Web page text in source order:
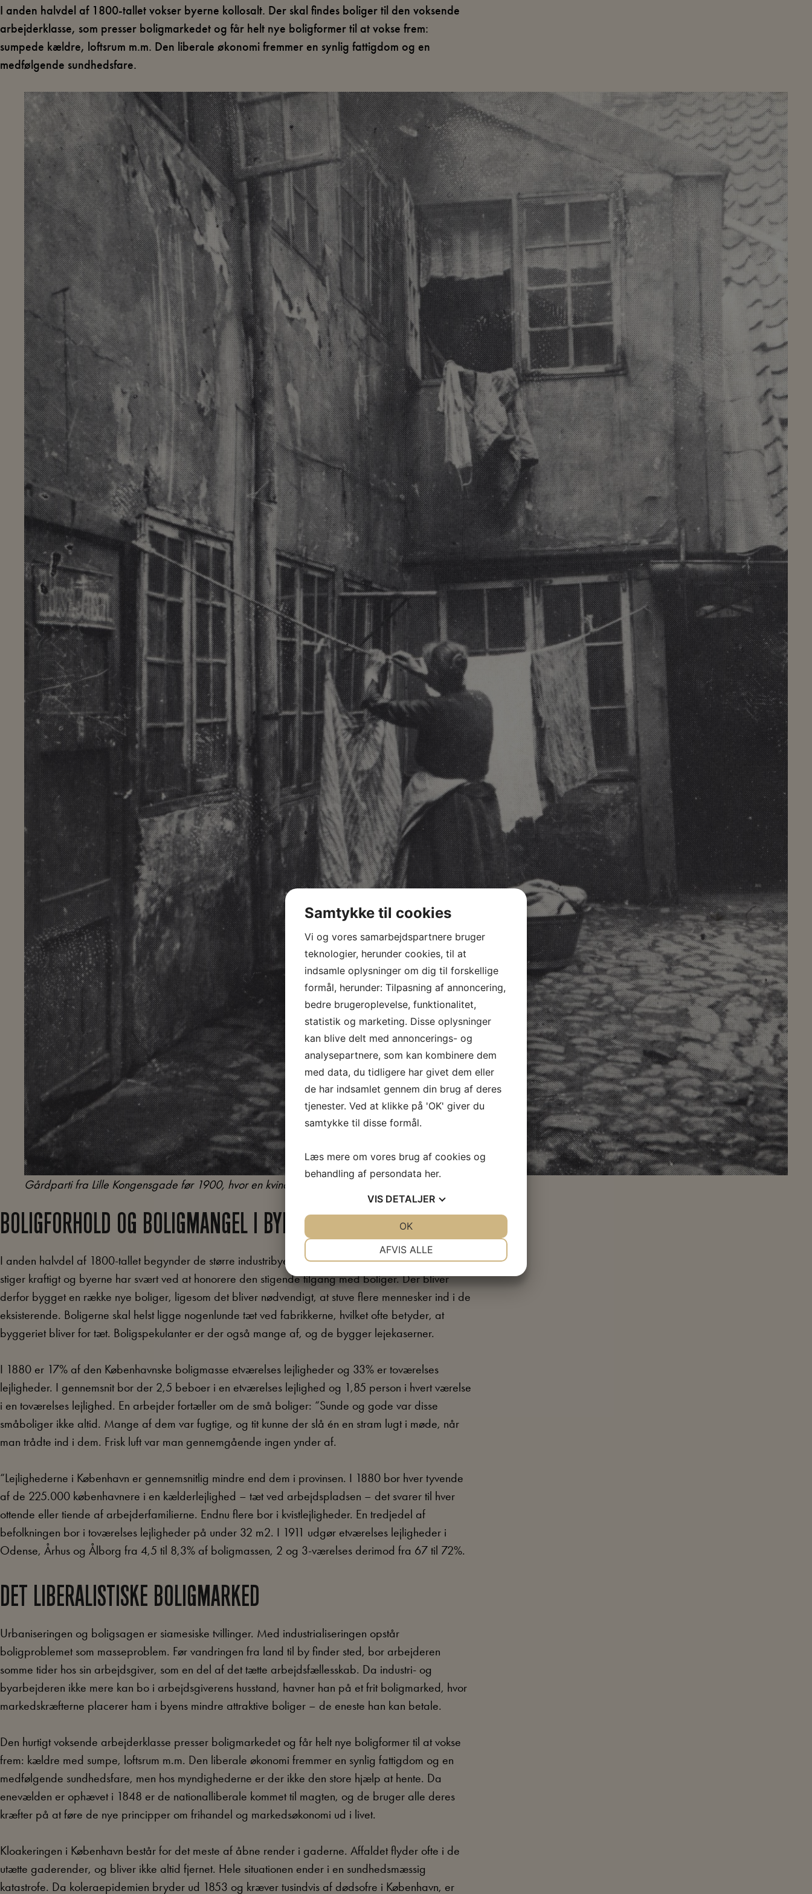
I anden halvdel af 1800-tallet vokser byerne kollosalt. Der skal findes boliger til den voksende
arbejderklasse, som presser boligmarkedet og får helt nye boligformer til at vokse frem:
sumpede kældre, loftsrum m.m. Den liberale økonomi fremmer en synlig fattigdom og en
medfølgende sundhedsfare.
Gårdparti fra Lille Kongensgade før 1900, hvor en kvinde er ved at hænge tøj til tørre, 1890’erne
BOLIGFORHOLD OG BOLIGMANGEL I BYERNE
I anden halvdel af 1800-tallet begynder de større industribyer at vokse kolossalt. Indbyggertallet
stiger kraftigt og byerne har svært ved at honorere den stigende tilgang med boliger. Der bliver
derfor bygget en række nye boliger, ligesom det bliver nødvendigt, at stuve flere mennesker ind i de
eksisterende. Boligerne skal helst ligge nogenlunde tæt ved fabrikkerne, hvilket ofte betyder, at
byggeriet bliver for tæt. Boligspekulanter er der også mange af, og de bygger lejekaserner.
I 1880 er 17% af den Københavnske boligmasse etværelses lejligheder og 33% er toværelses
lejligheder. I gennemsnit bor der 2,5 beboer i en etværelses lejlighed og 1,85 person i hvert værelse
i en toværelses lejlighed. En arbejder fortæller om de små boliger: “Sunde og gode var disse
småboliger ikke altid. Mange af dem var fugtige, og tit kunne der slå én en stram lugt i møde, når
man trådte ind i dem. Frisk luft var man gennemgående ingen ynder af.
“Lejlighederne i København er gennemsnitlig mindre end dem i provinsen. I 1880 bor hver tyvende
af de 225.000 københavnere i en kælderlejlighed – tæt ved arbejdspladsen – det svarer til hver
ottende eller tiende af arbejderfamilierne. Endnu flere bor i kvistlejligheder. En tredjedel af
befolkningen bor i toværelses lejligheder på under 32 m2. I 1911 udgør etværelses lejligheder i
Odense, Århus og Ålborg fra 4,5 til 8,3% af boligmassen, 2 og 3-værelses derimod fra 67 til 72%.
DET LIBERALISTISKE BOLIGMARKED
Urbaniseringen og boligsagen er siamesiske tvillinger. Med industrialiseringen opstår
boligproblemet som masseproblem. Før vandringen fra land til by finder sted, bor arbejderen
somme tider hos sin arbejdsgiver, som en del af det tætte arbejdsfællesskab. Da industri- og
byarbejderen ikke mere kan bo i arbejdsgiverens husstand, havner han på et frit boligmarked, hvor
markedskræfterne placerer ham i byens mindre attraktive boliger – de eneste han kan betale.
Den hurtigt voksende arbejderklasse presser boligmarkedet og får helt nye boligformer til at vokse
frem: kældre med sumpe, loftsrum m.m. Den liberale økonomi fremmer en synlig fattigdom og en
medfølgende sundhedsfare, men hos myndighederne er der ikke den store hjælp at hente. Da
enevælden er ophævet i 1848 er de nationalliberale kommet til magten, og de bruger alle deres
kræfter på at føre de nye principper om frihandel og markedsøkonomi ud i livet.
Kloakeringen i København består for det meste af åbne render i gaderne. Affaldet flyder ofte i de
utætte gaderender, og bliver ikke altid fjernet. Hele situationen ender i en sundhedsmæssig
katastrofe. Da koleraepidemien bryder ud 1853 og kræver tusindvis af dødsofre i København, er
Samtykke til cookies
Vi og vores samarbejdspartnere bruger
teknologier, herunder cookies, til at
indsamle oplysninger om dig til forskellige
formål, herunder: Tilpasning af annoncering,
bedre brugeroplevelse, funktionalitet,
statistik og marketing. Disse oplysninger
kan blive delt med annoncerings- og
analysepartnere, som kan kombinere dem
med data, du tidligere har givet dem eller
de har indsamlet gennem din brug af deres
tjenester. Ved at klikke på 'OK' giver du
samtykke til disse formål.
Læs mere om vores brug af cookies og
behandling af persondata her.
VIS DETALJER
AFVIS ALLE
OK